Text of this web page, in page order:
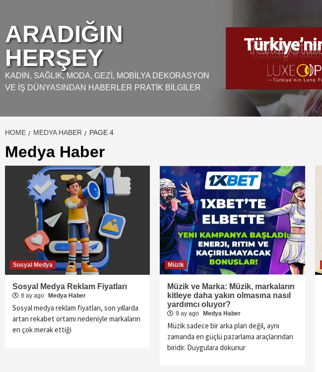
content
ARADIĞIN
HERŞEY
KADIN, SAĞLIK, MODA, GEZI, MOBILYA DEKORASYON
VE İŞ DÜNYASINDAN HABERLER PRATIK BILGILER
HOME MEDYA HABER PAGE 4
Medya Haber
Sosyal Medya
Sosyal Medya Reklam Fiyatları
8 ay ago Medya Haber
Sosyal medya reklam fiyatları, son yıllarda
artan rekabet ortamı nedeniyle markaların
en çok merak ettiği
Müzik
Müzik ve Marka: Müzik, markaların
kitleye daha yakın olmasına nasıl
yardımcı oluyor?
9 ay ago Medya Haber
Müzik sadece bir arka plan değil, aynı
zamanda en güçlü pazarlama araçlarından
biridir. Duygulara dokunur